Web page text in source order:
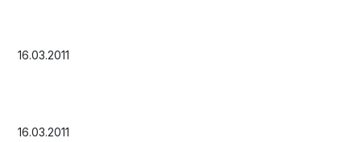
16.03.2011
16.03.2011